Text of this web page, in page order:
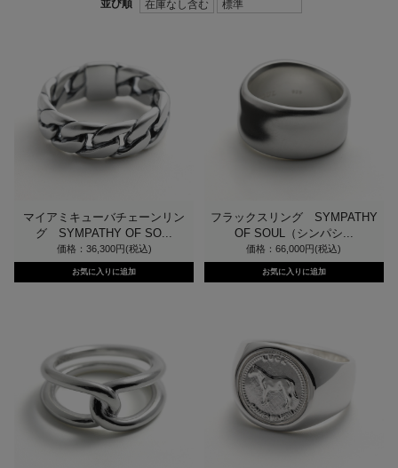
マイアミキューバチェーンリン
グ SYMPATHY OF SO...
価格：36,300円(税込)
フラックスリング SYMPATHY
OF SOUL（シンパシ...
価格：66,000円(税込)